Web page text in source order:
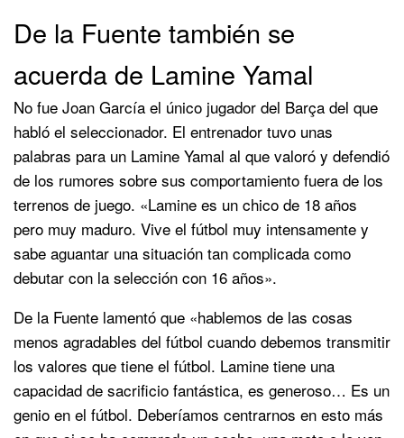
De la Fuente también se
acuerda de Lamine Yamal
No fue Joan García el único jugador del Barça del que
habló el seleccionador. El entrenador tuvo unas
palabras para un Lamine Yamal al que valoró y defendió
de los rumores sobre sus comportamiento fuera de los
terrenos de juego. «Lamine es un chico de 18 años
pero muy maduro. Vive el fútbol muy intensamente y
sabe aguantar una situación tan complicada como
debutar con la selección con 16 años».
De la Fuente lamentó que «hablemos de las cosas
menos agradables del fútbol cuando debemos transmitir
los valores que tiene el fútbol. Lamine tiene una
capacidad de sacrificio fantástica, es generoso… Es un
genio en el fútbol. Deberíamos centrarnos en esto más